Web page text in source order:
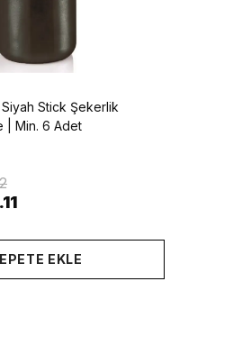
Stick Şekerlik
| Min. 6 Adet
EKLE